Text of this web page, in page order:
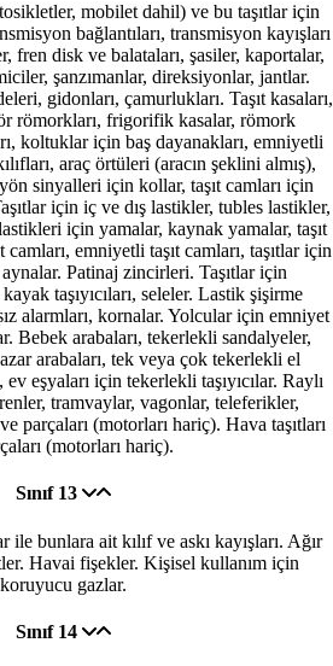
mobilet dahil) ve bu taşıtlar için
bağlantıları, transmisyon kayışları
fren disk ve balataları, şasiler, kaportalar,
şanzımanlar, direksiyonlar, jantlar.
gidonları, çamurlukları. Taşıt kasaları,
römorkları, frigorifik kasalar, römork
koltuklar için baş dayanakları, emniyetli
araç örtüleri (aracın şeklini almış),
sinyalleri için kollar, taşıt camları için
için iç ve dış lastikler, tubles lastikler,
için yamalar, kaynak yamalar, taşıt
emniyetli taşıt camları, taşıtlar için
Patinaj zincirleri. Taşıtlar için
taşıyıcıları, seleler. Lastik şişirme
alarmları, kornalar. Yolcular için emniyet
Bebek arabaları, tekerlekli sandalyeler,
arabaları, tek veya çok tekerlekli el
ev eşyaları için tekerlekli taşıyıcılar. Raylı
tramvaylar, vagonlar, teleferikler,
parçaları (motorları hariç). Hava taşıtları
(motorları hariç).
Sınıf 13
ile bunlara ait kılıf ve askı kayışları. Ağır
Havai fişekler. Kişisel kullanım için
koruyucu gazlar.
Sınıf 14